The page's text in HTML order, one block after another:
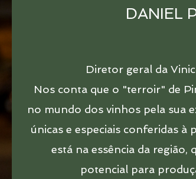
DANIEL
Diretor geral da
Nos conta que o "terroir" de
no mundo dos vinhos pela sua
únicas e especiais conferidas à
está na essência da região,
potencial para